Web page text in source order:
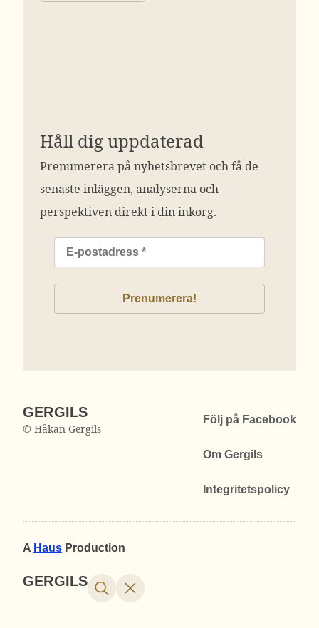
Håll dig uppdaterad
Prenumerera på nyhetsbrevet och få de
senaste inläggen, analyserna och
perspektiven direkt i din inkorg.
GERGILS
© Håkan Gergils
Följ på Facebook
Om Gergils
Integritetspolicy
A Haus Production
GERGILS